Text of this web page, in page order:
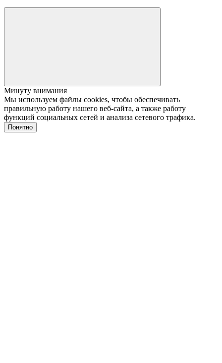
Минуту внимания
Мы используем файлы cookies, чтобы обеспечивать
правильную работу нашего веб-сайта, а также работу
функций социальных сетей и анализа сетевого трафика.
Понятно